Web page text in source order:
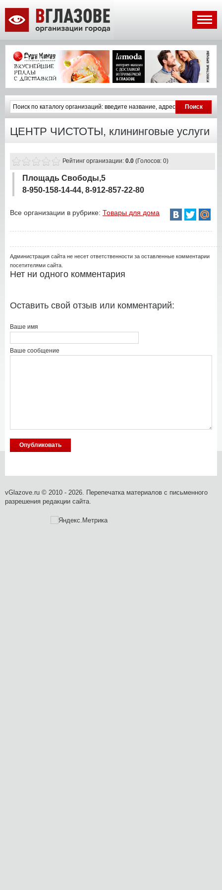
ЦЕНТР ЧИСТОТЫ, клининговые услуги
Рейтинг организации: 0.0 (Голосов: 0)
Площадь Свободы,5
8-950-158-14-44, 8-912-857-22-80
Все организации в рубрике: Товары для дома
Администрация сайта не несет ответственности за оставленные комментарии
посетителями сайта.
Нет ни одного комментария
Оставить свой отзыв или комментарий:
Ваше имя
Ваше сообщение
vGlazove.ru © 2010 - 2026. Перепечатка материалов с письменного
разрешения редакции сайта.